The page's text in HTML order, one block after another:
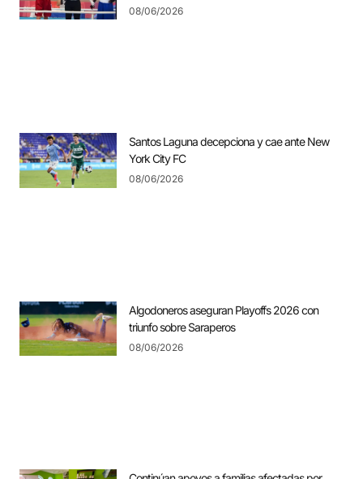
08/06/2026
Santos Laguna decepciona y cae ante New
York City FC
08/06/2026
Algodoneros aseguran Playoffs 2026 con
triunfo sobre Saraperos
08/06/2026